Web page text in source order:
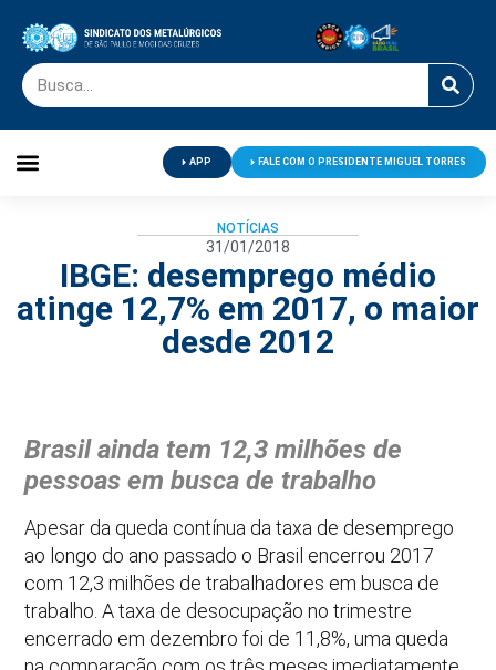
APP FALE COM O PRESIDENTE MIGUEL TORRES
NOTÍCIAS
31/01/2018
IBGE: desemprego médio
atinge 12,7% em 2017, o maior
desde 2012
Brasil ainda tem 12,3 milhões de
pessoas em busca de trabalho
Apesar da queda contínua da taxa de desemprego
ao longo do ano passado o Brasil encerrou 2017
com 12,3 milhões de trabalhadores em busca de
trabalho. A taxa de desocupação no trimestre
encerrado em dezembro foi de 11,8%, uma queda